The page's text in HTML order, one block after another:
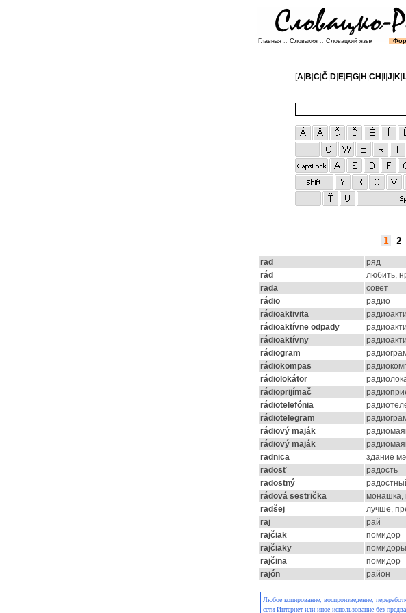
Главная :: Словакия :: Словацкий язык
[A| B C| Č| D| E| F| G| H CH J K|
1 2
rad
ряд
rád
любить,
rada
совет
rádio
радио
rádioaktivita
rádioaktívne odpady
rádioaktívny
rádiogram
rádiokompas
rádiolokátor
rádioprijímač
rádiotelefónia
rádiotelegram
rádiový maják
rádiový maják
radnica
здание
radosť
радость
radostný
rádová sestrička
монашка,
radšej
лучше,
raj
рай
rajčiak
помидор
rajčiaky
помидоры
rajčina
помидор
rajón
район
Любое копирование, воспроизведение,
сети Интернет или иное использование без